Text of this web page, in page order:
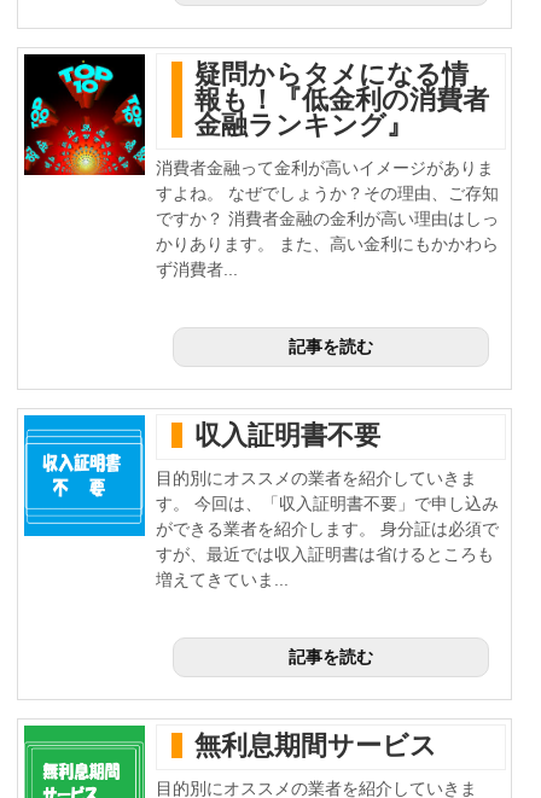
疑問からタメになる情
報も！『低金利の消費者
金融ランキング』
消費者金融って金利が高いイメージがありま
すよね。 なぜでしょうか？その理由、ご存知
ですか？ 消費者金融の金利が高い理由はしっ
かりあります。 また、高い金利にもかかわら
ず消費者...
記事を読む
収入証明書不要
目的別にオススメの業者を紹介していきま
す。 今回は、「収入証明書不要」で申し込み
ができる業者を紹介します。 身分証は必須で
すが、最近では収入証明書は省けるところも
増えてきていま...
記事を読む
無利息期間サービス
目的別にオススメの業者を紹介していきま